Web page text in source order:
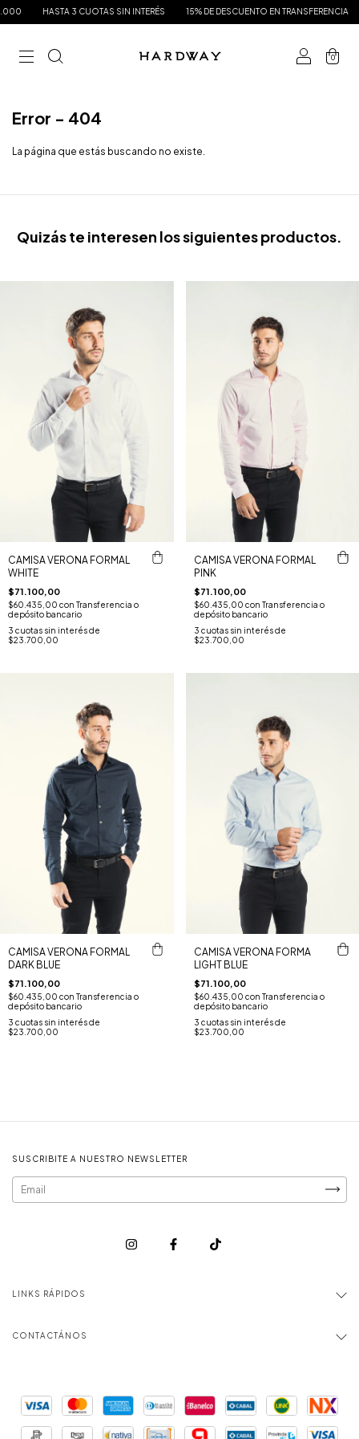
HASTA 3 CUOTAS SIN INTERÉS 15% DE DESCUENTO EN TRANSFERENCIA
0
Error - 404
La página que estás buscando no existe.
Quizás te interesen los siguientes productos.
CAMISA VERONA FORMAL
WHITE
$71.100,00
$60.435,00 con Transferencia o
depósito bancario
3 cuotas sin interés de
$23.700,00
CAMISA VERONA FORMAL
PINK
$71.100,00
$60.435,00 con Transferencia o
depósito bancario
3 cuotas sin interés de
$23.700,00
CAMISA VERONA FORMAL
DARK BLUE
$71.100,00
$60.435,00 con Transferencia o
depósito bancario
3 cuotas sin interés de
$23.700,00
CAMISA VERONA FORMA
LIGHT BLUE
$71.100,00
$60.435,00 con Transferencia o
depósito bancario
3 cuotas sin interés de
$23.700,00
SUSCRIBITE A NUESTRO NEWSLETTER
LINKS RÁPIDOS
CONTACTÁNOS